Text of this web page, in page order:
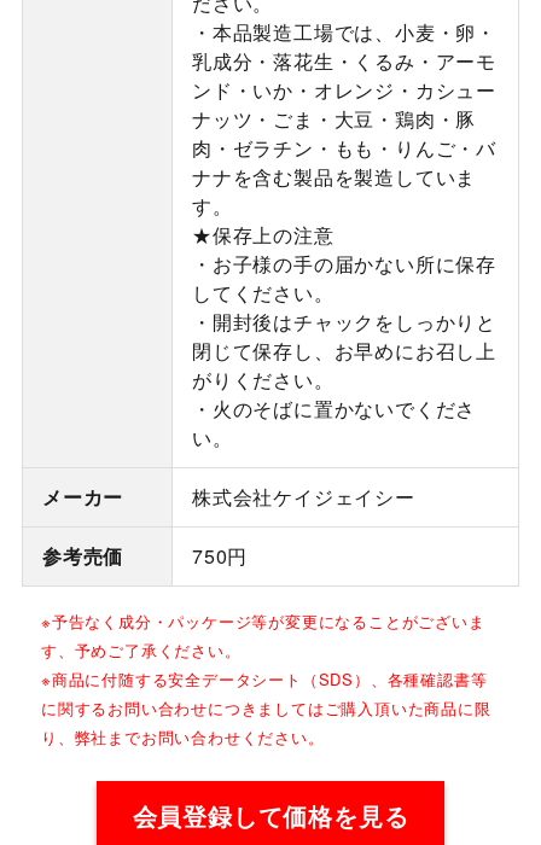
・本品製造工場では、小麦・卵・
乳成分・落花生・くるみ・アーモ
ンド・いか・オレンジ・カシュー
ナッツ・ごま・大豆・鶏肉・豚
肉・ゼラチン・もも・りんご・バ
ナナを含む製品を製造していま
す。
★保存上の注意
・お子様の手の届かない所に保存
してください。
・開封後はチャックをしっかりと
閉じて保存し、お早めにお召し上
がりください。
・火のそばに置かないでくださ
い。
メーカー 株式会社ケイジェイシー
参考売価 750円
※予告なく成分・パッケージ等が変更になることがございま
す、予めご了承ください。
※商品に付随する安全データシート（SDS）、各種確認書等
に関するお問い合わせにつきましてはご購入頂いた商品に限
り、弊社までお問い合わせください。
会員登録して価格を見る